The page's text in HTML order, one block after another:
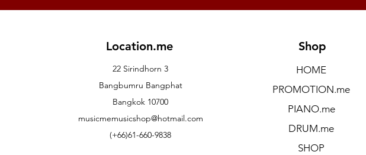
Location.me
22 Sirindhorn 3
Bangbumru Bangphat
Bangkok 10700
musicmemusicshop@hotmail.com
(+66)61-660-9838
Shop
HOME
PROMOTION.me
PIANO.me
DRUM.me
SHOP